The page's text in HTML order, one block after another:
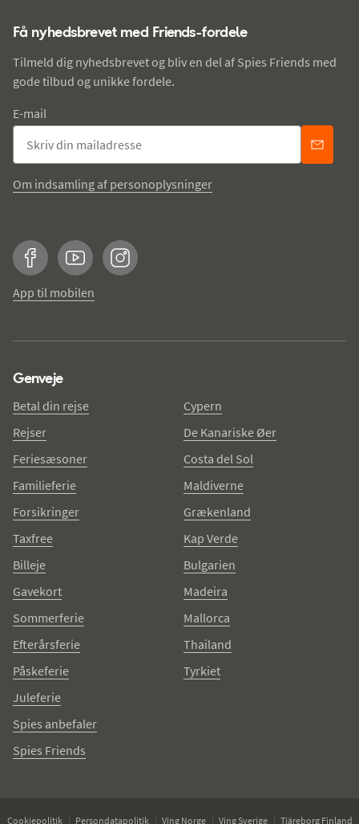
Få nyhedsbrevet med Friends-fordele
Tilmeld dig nyhedsbrevet og bliv en del af Spies Friends med
gode tilbud og unikke fordele.
E-mail
Om indsamling af personoplysninger
FacebookYouTubeInstagram
App til mobilen
Genveje
Betal din rejse
Rejser
Feriesæsoner
Familieferie
Forsikringer
Taxfree
Billeje
Gavekort
Sommerferie
Efterårsferie
Påskeferie
Juleferie
Spies anbefaler
Spies Friends
Cypern
De Kanariske Øer
Costa del Sol
Maldiverne
Grækenland
Kap Verde
Bulgarien
Madeira
Mallorca
Thailand
Tyrkiet
Cookiepolitik Persondatapolitik Ving Norge Ving Sverige Tjäreborg Finland